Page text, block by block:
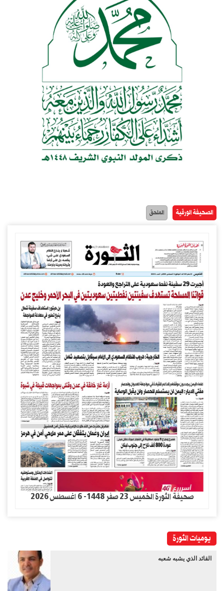
الصحيفة الورقية الملحق
صحيفة الثورة الخميس 23 صفر 1448- 6 اغسطس 2026
يوميات الثورة
القائد الذي يشبه شعبه